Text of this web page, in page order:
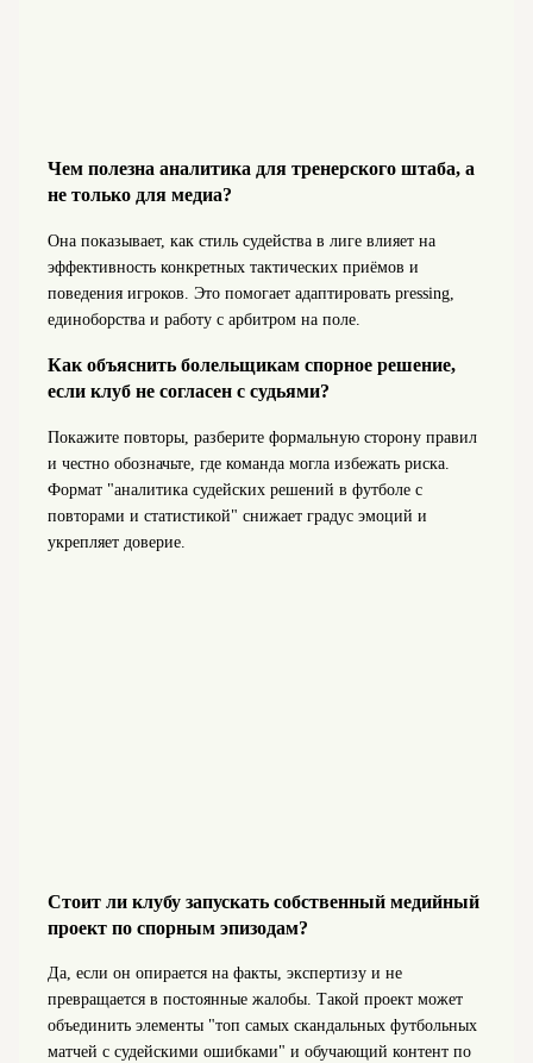
Чем полезна аналитика для тренерского штаба, а
не только для медиа?
Она показывает, как стиль судейства в лиге влияет на
эффективность конкретных тактических приёмов и
поведения игроков. Это помогает адаптировать pressing,
единоборства и работу с арбитром на поле.
Как объяснить болельщикам спорное решение,
если клуб не согласен с судьями?
Покажите повторы, разберите формальную сторону правил
и честно обозначьте, где команда могла избежать риска.
Формат "аналитика судейских решений в футболе с
повторами и статистикой" снижает градус эмоций и
укрепляет доверие.
Стоит ли клубу запускать собственный медийный
проект по спорным эпизодам?
Да, если он опирается на факты, экспертизу и не
превращается в постоянные жалобы. Такой проект может
объединить элементы "топ самых скандальных футбольных
матчей с судейскими ошибками" и обучающий контент по